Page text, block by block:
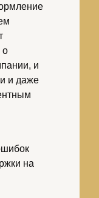
о
и
и даже
на